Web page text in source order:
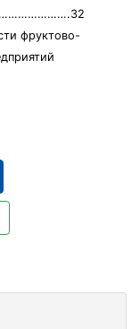
фруктово-